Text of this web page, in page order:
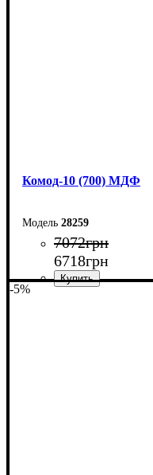
Комод-10 (700) МДФ
28259
7072грн
6718грн
-5%